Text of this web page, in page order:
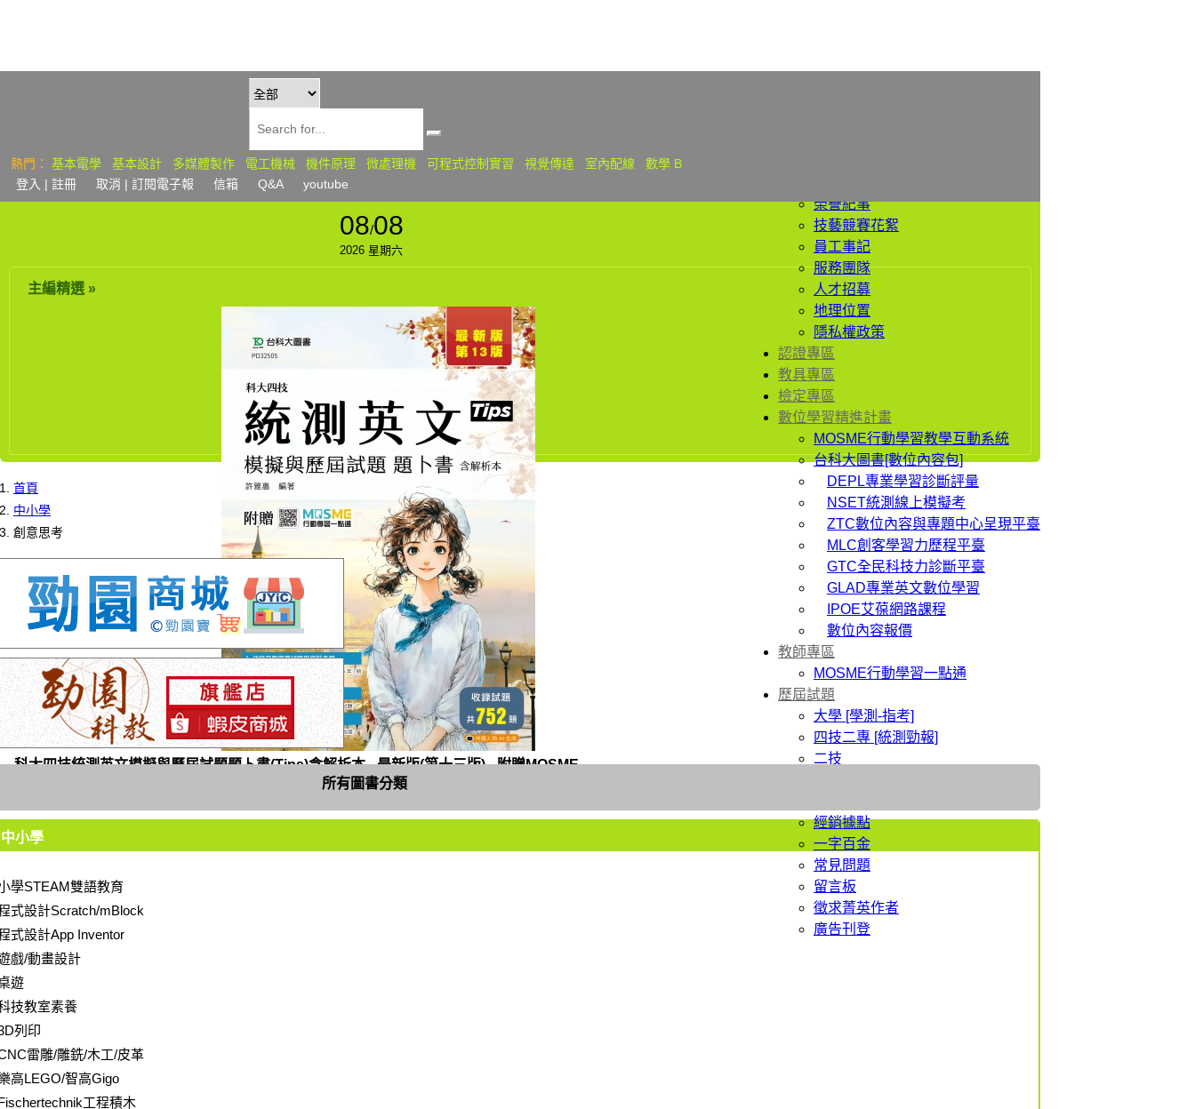
榮譽紀事
技藝競賽花絮
員工事記
服務團隊
人才招募
地理位置
隱私權政策
認證專區
教具專區
檢定專區
數位學習精進計畫
MOSME行動學習教學互動系統
台科大圖書[數位內容包]
DEPL專業學習診斷評量
NSET統測線上模擬考
ZTC數位內容與專題中心呈現平臺
MLC創客學習力歷程平臺
GTC全民科技力診斷平臺
GLAD專業英文數位學習
IPOE艾葆網路課程
數位內容報價
教師專區
MOSME行動學習一點通
歷屆試題
大學 [學測-指考]
四技二專 [統測勁報]
二技
經銷據點
一字百金
常見問題
留言板
徵求菁英作者
廣告刊登
熱門： 基本電學 基本設計 多媒體製作 電工機械 機件原理 微處理機 可程式控制實習 視覺傳達 室內配線
數學 B
登入 | 註冊 取消 | 訂閱電子報 信箱 Q&A youtube
08/08
2026 星期六
主編精選 »
科大四技統測英文模擬與歷屆試題題卜書(Tips)含解析本 - 最新版(第十三版) - 附贈MOSME
首頁
中小學
創意思考
所有圖書分類
小學
學STEAM雙語教育
式設計Scratch/mBlock
式設計App Inventor
戲/動畫設計
遊
技教室素養
列印
雷雕/雕銑/木工/皮革
高LEGO/智高Gigo
工程積木